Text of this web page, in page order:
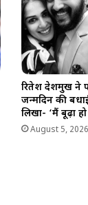
रितेश देशमुख ने
जन्मदिन की
लिखा- ‘मैं बूढ़ा
August 5, 2026